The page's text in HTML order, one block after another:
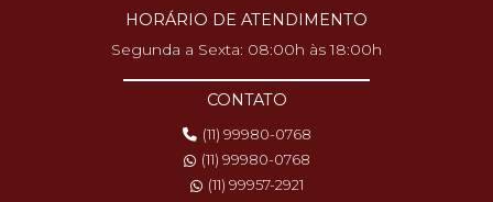
HORÁRIO DE ATENDIMENTO
Segunda a Sexta: 08:00h às 18:00h
CONTATO
(11) 99980-0768
(11) 99980-0768
(11) 99957-2921